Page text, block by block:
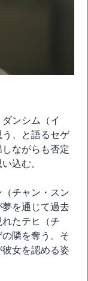
ンシム（イ
、と語るセゲ
しながらも否定
込む。
チャン・スン
を通じて過去
たテヒ（チ
隣を奪う。そ
女を認める姿